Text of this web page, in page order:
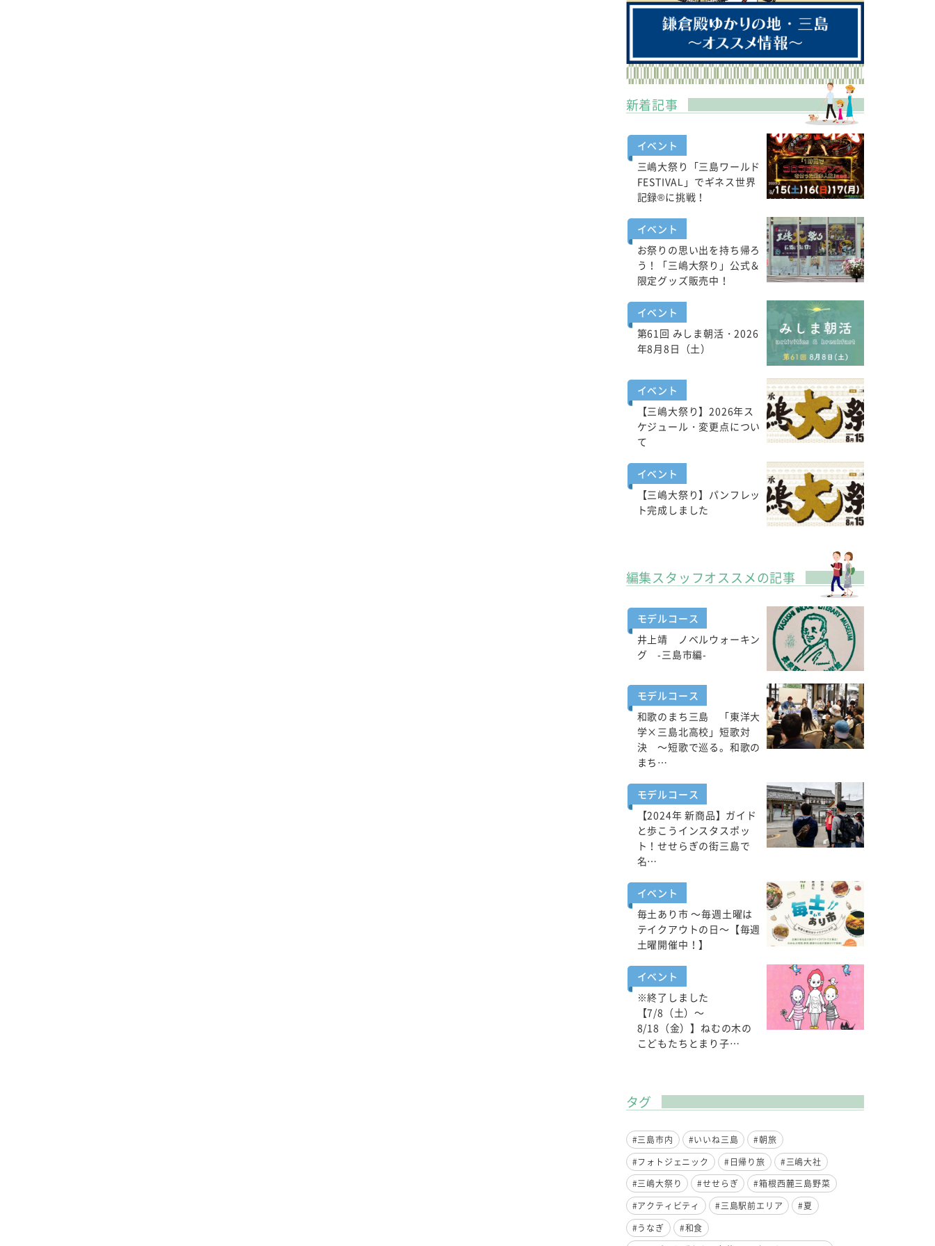
新着記事
イベント
三嶋大祭り「三島ワールド
FESTIVAL」でギネス世界
記録®に挑戦！
イベント
お祭りの思い出を持ち帰ろ
う！「三嶋大祭り」公式＆
限定グッズ販売中！
イベント
第61回 みしま朝活・2026
年8月8日（土）
イベント
【三嶋大祭り】2026年ス
ケジュール・変更点につい
て
イベント
【三嶋大祭り】パンフレッ
ト完成しました
編集スタッフオススメの記事
モデルコース
井上靖 ノベルウォーキン
グ -三島市編-
モデルコース
和歌のまち三島 「東洋大
学×三島北高校」短歌対
決 ～短歌で巡る。和歌の
まち…
モデルコース
【2024年 新商品】ガイド
と歩こうインスタスポッ
ト！せせらぎの街三島で
名…
イベント
毎土あり市 ～毎週土曜は
テイクアウトの日～【毎週
土曜開催中！】
イベント
※終了しました
【7/8（土）～
8/18（金）】ねむの木の
こどもたちとまり子…
タグ
#三島市内 #いいね三島
#朝旅
#フォトジェニック
#日帰り旅
#三嶋大社
#三嶋大祭り
#せせらぎ
#箱根西麓三島野菜
#アクティビティ
#三島駅前エリア
#夏
#うなぎ
#和食